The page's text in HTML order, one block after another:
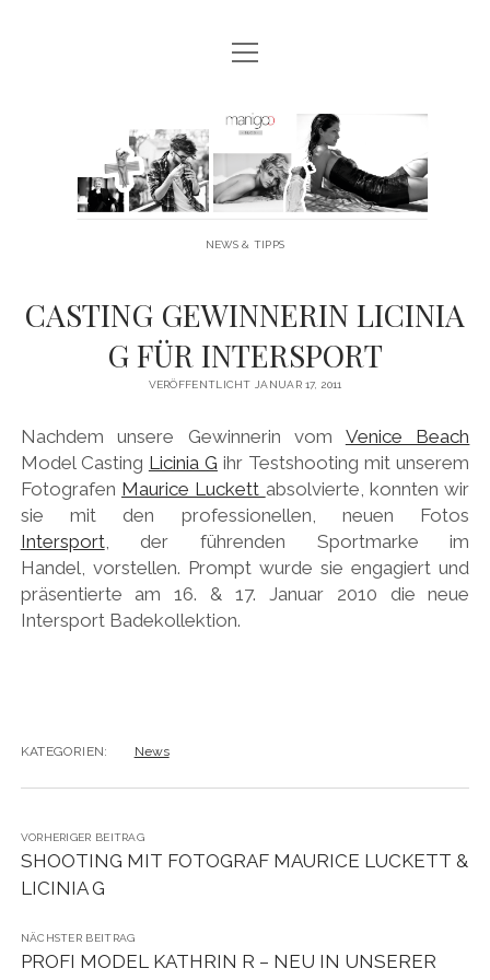
MANIGOO BLOG
MANIGOO MODELS
IMPRESSUM & DATENSCHUTZ
Menü
öffnen
Manigoo
NEWS & TIPPS
CASTING GEWINNERIN LICINIA
G FÜR INTERSPORT
VERÖFFENTLICHT JANUAR 17, 2011
Nachdem unsere Gewinnerin vom Venice Beach
Model Casting Licinia G ihr Testshooting mit unserem
Fotografen Maurice Luckett absolvierte, konnten wir
sie mit den professionellen, neuen Fotos
Intersport, der führenden Sportmarke im
Handel, vorstellen. Prompt wurde sie engagiert und
präsentierte am 16. & 17. Januar 2010 die neue
Intersport Badekollektion.
KATEGORIEN: News
VORHERIGER BEITRAG
SHOOTING MIT FOTOGRAF MAURICE LUCKETT &
LICINIA G
NÄCHSTER BEITRAG
PROFI MODEL KATHRIN R – NEU IN UNSERER